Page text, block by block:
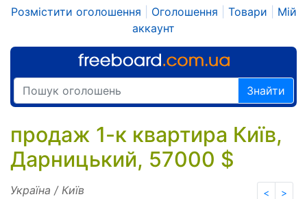
Розмістити оголошення Оголошення Товари
Мій
аккаунт
Знайти
продаж 1-к квартира Київ,
Дарницький, 57000 $
< >
Україна / Київ